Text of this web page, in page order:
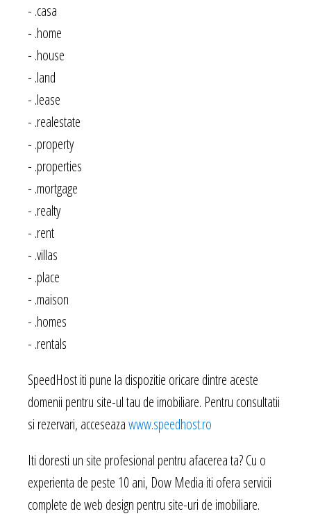
- .casa
- .home
- .house
- .land
- .lease
- .realestate
- .property
- .properties
- .mortgage
- .realty
- .rent
- .villas
- .place
- .maison
- .homes
- .rentals
SpeedHost iti pune la dispozitie oricare dintre aceste
domenii pentru site-ul tau de imobiliare. Pentru consultatii
si rezervari, acceseazawww.speedhost.ro
Iti doresti un site profesional pentru afacerea ta? Cu o
experienta de peste 10 ani, Dow Media iti ofera servicii
complete de web design pentru site-uri de imobiliare.